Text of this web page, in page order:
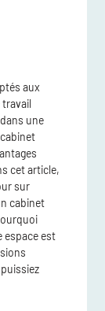
aux
travail
une
cet article,
sur
cabinet
espace est